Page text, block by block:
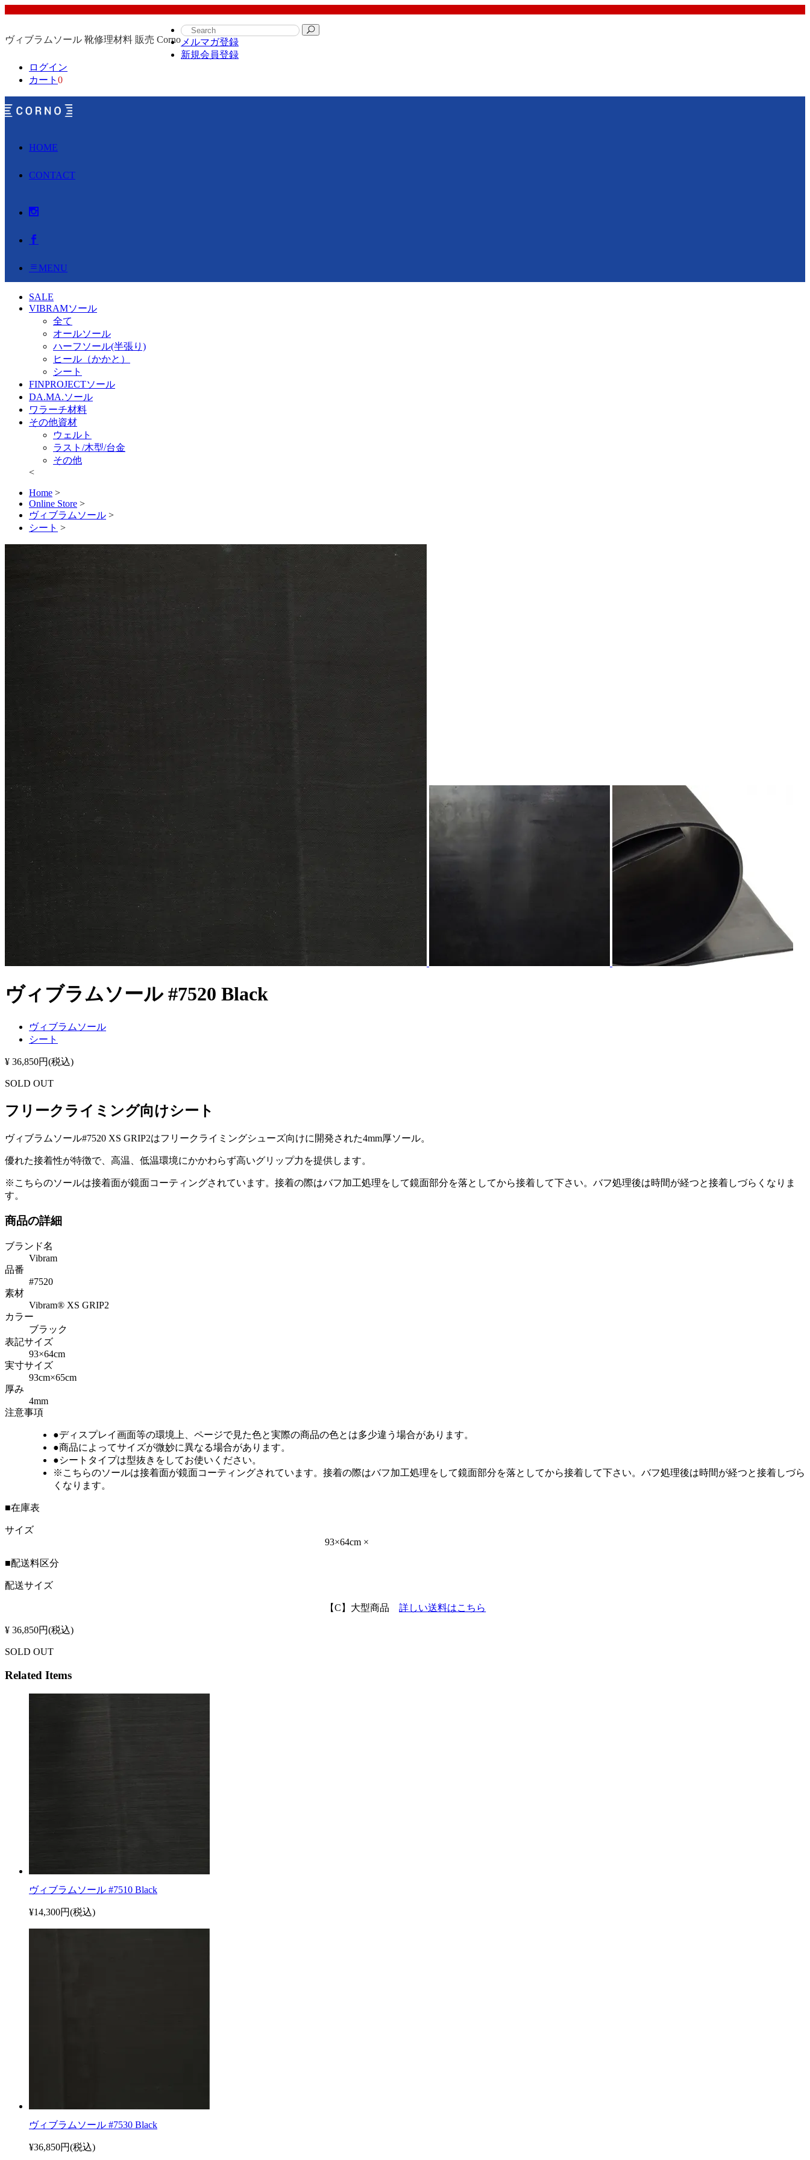
ヴィブラムソール 靴修理材料 販売 Corno メルマガ登録
新規会員登録
ログイン
カート 0
HOME
CONTACT
MENU
SALE
VIBRAMソール
全て
オールソール
ハーフソール(半張り)
ヒール（かかと）
シート
FINPROJECTソール
DA.MA.ソール
ワラーチ材料
その他資材
ウェルト
ラスト/木型/台金
その他
<
Home >
Online Store >
ヴィブラムソール >
シート >
ヴィブラムソール #7520 Black
ヴィブラムソール
シート
¥ 36,850円(税込)
SOLD OUT
フリークライミング向けシート
ヴィブラムソール#7520 XS GRIP2はフリークライミングシューズ向けに開発された4mm厚ソール。
優れた接着性が特徴で、高温、低温環境にかかわらず高いグリップ力を提供します。
※こちらのソールは接着面が鏡面コーティングされています。接着の際はバフ加工処理をして鏡面部分を落としてから接着して下さい。バフ処理後は時間が経つと接着しづらくなりま
す。
商品の詳細
ブランド名
Vibram
品番
#7520
素材
Vibram® XS GRIP2
カラー
ブラック
表記サイズ
93×64cm
実寸サイズ
93cm×65cm
厚み
4mm
注意事項
●ディスプレイ画面等の環境上、ページで見た色と実際の商品の色とは多少違う場合があります。
●商品によってサイズが微妙に異なる場合があります。
●シートタイプは型抜きをしてお使いください。
※こちらのソールは接着面が鏡面コーティングされています。接着の際はバフ加工処理をして鏡面部分を落としてから接着して下さい。バフ処理後は時間が経つと接着しづら
くなります。
■在庫表
サイズ
93×64cm ×
■配送料区分
配送サイズ
【C】 大型商品詳しい送料はこちら
¥ 36,850円(税込)
SOLD OUT
Related Items
ヴィブラムソール #7510 Black
¥14,300円(税込)
ヴィブラムソール #7530 Black
¥36,850円(税込)